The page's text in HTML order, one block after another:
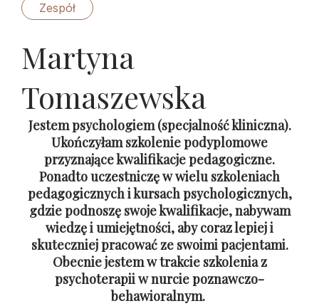
Zespół
Martyna
Tomaszewska
Jestem psychologiem (specjalność kliniczna).
Ukończyłam szkolenie podyplomowe
przyznające kwalifikacje pedagogiczne.
Ponadto uczestniczę w wielu szkoleniach
pedagogicznych i kursach psychologicznych,
gdzie podnoszę swoje kwalifikacje, nabywam
wiedzę i umiejętności, aby coraz lepiej i
skuteczniej pracować ze swoimi pacjentami.
Obecnie jestem w trakcie szkolenia z
psychoterapii w nurcie poznawczo-
behawioralnym.